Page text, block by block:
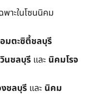
พาะในโซนนิคม
มตะซิตี้ชลบุรี
นชลบุรี และ นิคมโรจ
ชลบุรี และ นิคม